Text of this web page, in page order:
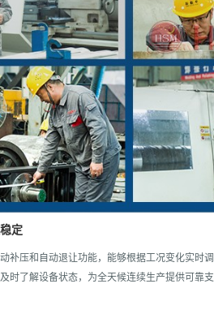
定
补压和自动退让功能，能够根据工况变化实时
时了解设备状态，为全天候连续生产提供可靠